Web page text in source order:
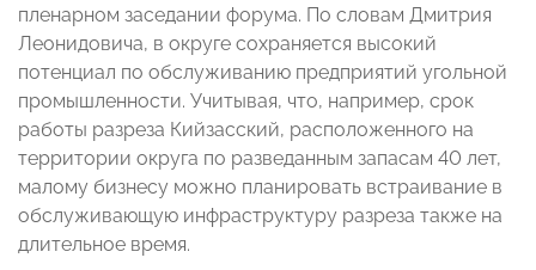
пленарном заседании форума. По словам Дмитрия
Леонидовича, в округе сохраняется высокий
потенциал по обслуживанию предприятий угольной
промышленности. Учитывая, что, например, срок
работы разреза Кийзасский, расположенного на
территории округа по разведанным запасам 40 лет,
малому бизнесу можно планировать встраивание в
обслуживающую инфраструктуру разреза также на
длительное время.